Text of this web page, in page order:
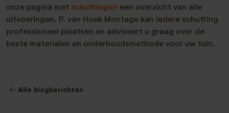
onze pagina met schuttingen een overzicht van alle
uitvoeringen. P. van Hoek Montage kan iedere schutting
professioneel plaatsen en adviseert u graag over de
beste materialen en onderhoudsmethode voor uw tuin.
← Alle blogberichten